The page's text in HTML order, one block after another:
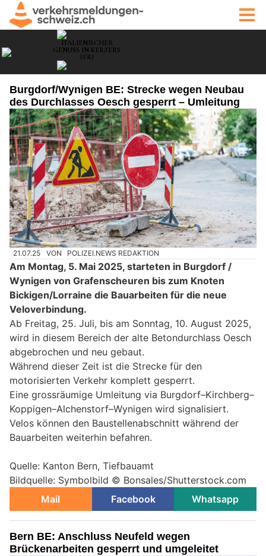
Burgdorf/Wynigen BE: Strecke wegen Neubau
des Durchlasses Oesch gesperrt – Umleitung
21.07.25 VON POLIZEI.NEWS REDAKTION
Am Montag, 5. Mai 2025, starteten in Burgdorf /
Wynigen von Grafenscheuren bis zum Knoten
Bickigen/Lorraine die Bauarbeiten für die neue
Veloverbindung.
Ab Freitag, 25. Juli, bis am Sonntag, 10. August 2025,
wird in diesem Bereich der alte Betondurchlass Oesch
abgebrochen und neu gebaut.
Während dieser Zeit ist die Strecke für den
motorisierten Verkehr komplett gesperrt.
Eine grossräumige Umleitung via Burgdorf–Kirchberg–
Koppigen–Alchenstorf–Wynigen wird signalisiert.
Velos können den Baustellenabschnitt während der
Bauarbeiten weiterhin befahren.
Quelle: Kanton Bern, Tiefbauamt
Bildquelle: Symbolbild © Bonsales/Shutterstock.com
Mail
Facebook Whatsapp
Bern BE: Anschluss Neufeld wegen
Brückenarbeiten gesperrt und umgeleitet